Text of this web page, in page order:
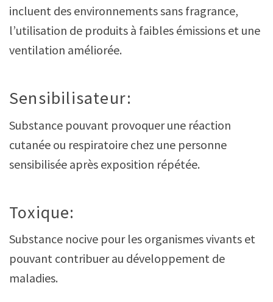
incluent des environnements sans fragrance,
l’utilisation de produits à faibles émissions et une
ventilation améliorée.
Sensibilisateur:
Substance pouvant provoquer une réaction
cutanée ou respiratoire chez une personne
sensibilisée après exposition répétée.
Toxique:
Substance nocive pour les organismes vivants et
pouvant contribuer au développement de
maladies.